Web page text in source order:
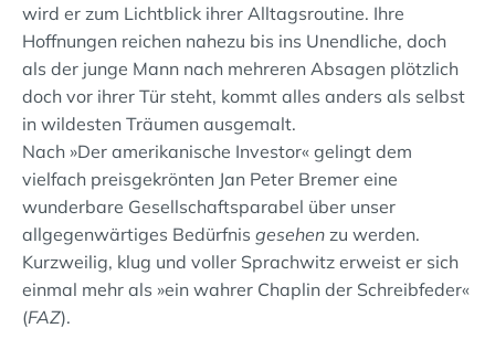
wird er zum Lichtblick ihrer Alltagsroutine. Ihre
Hoffnungen reichen nahezu bis ins Unendliche, doch
als der junge Mann nach mehreren Absagen plötzlich
doch vor ihrer Tür steht, kommt alles anders als selbst
in wildesten Träumen ausgemalt.
Nach »Der amerikanische Investor« gelingt dem
vielfach preisgekrönten Jan Peter Bremer eine
wunderbare Gesellschaftsparabel über unser
allgegenwärtiges Bedürfnis gesehen zu werden.
Kurzweilig, klug und voller Sprachwitz erweist er sich
einmal mehr als »ein wahrer Chaplin der Schreibfeder«
(FAZ).